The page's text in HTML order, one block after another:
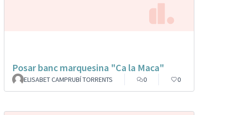
Posar banc marquesina "Ca la Maca"
ELISABET CAMPRUBÍ TORRENTS 0 0